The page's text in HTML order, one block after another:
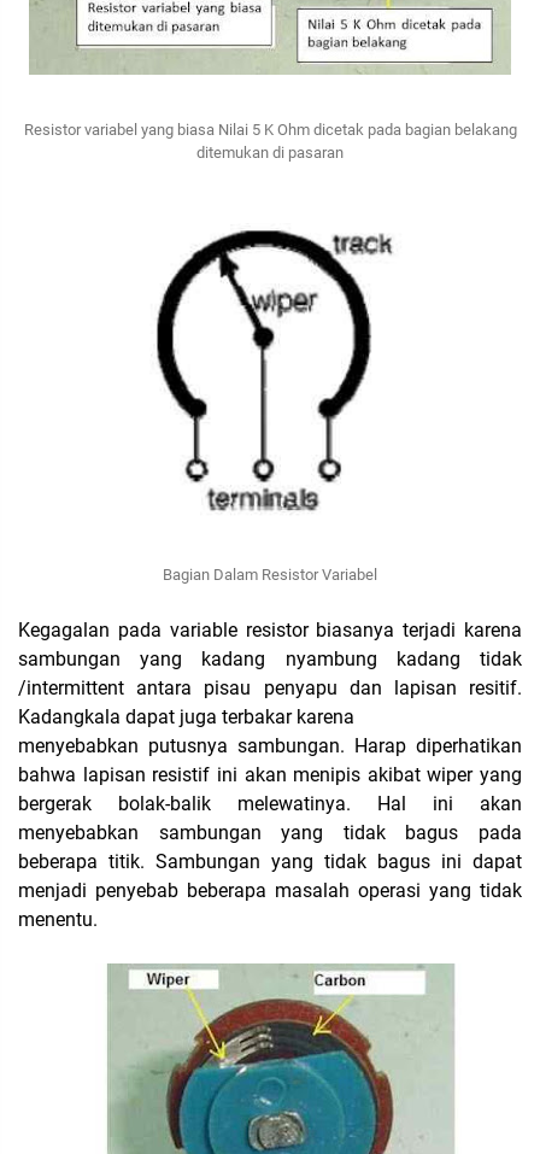
Resistor variabel yang biasa Nilai 5 K Ohm dicetak pada bagian belakang
ditemukan di pasaran
Bagian Dalam Resistor Variabel
Kegagalan pada variable resistor biasanya terjadi karena
sambungan yang kadang nyambung kadang tidak
/intermittent antara pisau penyapu dan lapisan resitif.
Kadangkala dapat juga terbakar karena
menyebabkan putusnya sambungan. Harap diperhatikan
bahwa lapisan resistif ini akan menipis akibat wiper yang
bergerak bolak-balik melewatinya. Hal ini akan
menyebabkan sambungan yang tidak bagus pada
beberapa titik. Sambungan yang tidak bagus ini dapat
menjadi penyebab beberapa masalah operasi yang tidak
menentu.